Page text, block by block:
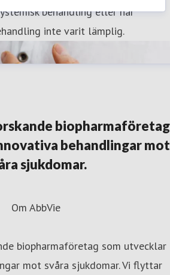
behandling eller när
inte varit lämplig.
biopharmaföretag
behandlingar mot
sjukdomar.
Om AbbVie
biopharmaföretag som utvecklar
mot svåra sjukdomar. Vi flyttar